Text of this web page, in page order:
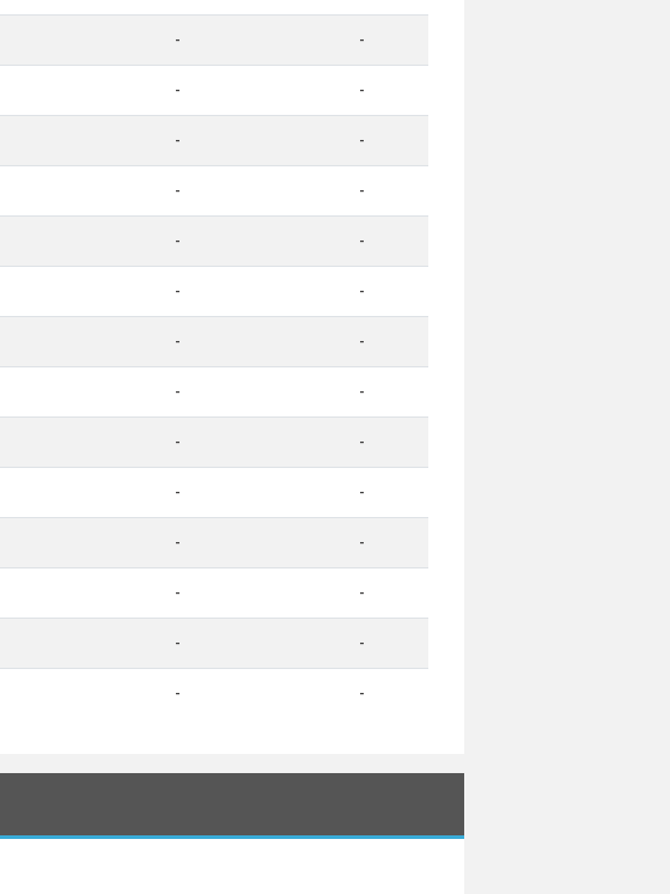
- -
- -
- -
- -
- -
- -
- -
- -
- -
- -
- -
- -
- -
- -